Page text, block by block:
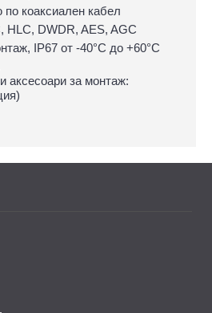
коаксиален кабел
HLC, DWDR, AES, AGC
IP67 oт -40°С до +60°С
аксесоари за монтаж: